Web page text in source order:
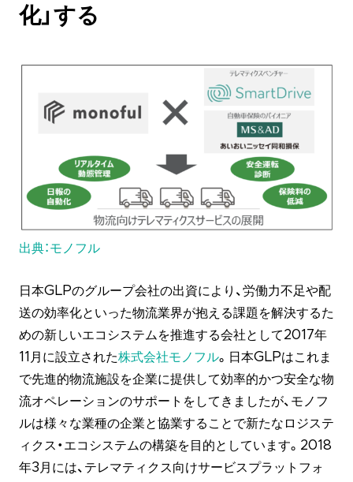
化」する
出典：モノフル
日本GLPのグループ会社の出資により、労働力不足や配
送の効率化といった物流業界が抱える課題を解決するた
めの新しいエコシステムを推進する会社として2017年
11月に設立された株式会社モノフル。日本GLPはこれま
で先進的物流施設を企業に提供して効率的かつ安全な物
流オペレーションのサポートをしてきましたが、モノフ
ルは様々な業種の企業と協業することで新たなロジステ
ィクス・エコシステムの構築を目的としています。2018
年3月には、テレマティクス向けサービスプラットフォ